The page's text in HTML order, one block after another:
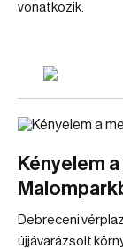
vonatkozik.
Kényelem
Debreceni
újjávarázsolt